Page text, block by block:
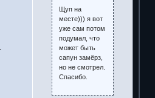
Щуп на
месте))) я вот
уже сам потом
подумал, что
может быть
сапун замёрз,
но не смотрел.
Спасибо.